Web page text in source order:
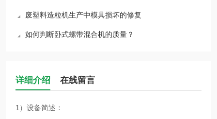
废塑料造粒机生产中模具损坏的修复
如何判断卧式螺带混合机的质量？
详细介绍 在线留言
1）设备简述：